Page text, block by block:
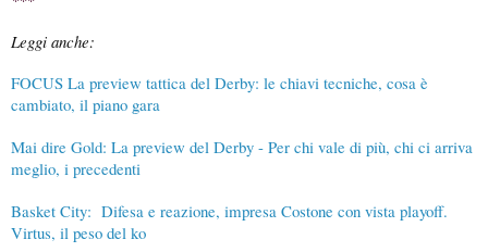
Leggi anche:
FOCUS La preview tattica del Derby: le chiavi tecniche, cosa è
cambiato, il piano gara
Mai dire Gold: La preview del Derby - Per chi vale di più, chi ci arriva
meglio, i precedenti
Basket City: Difesa e reazione, impresa Costone con vista playoff.
Virtus, il peso del ko